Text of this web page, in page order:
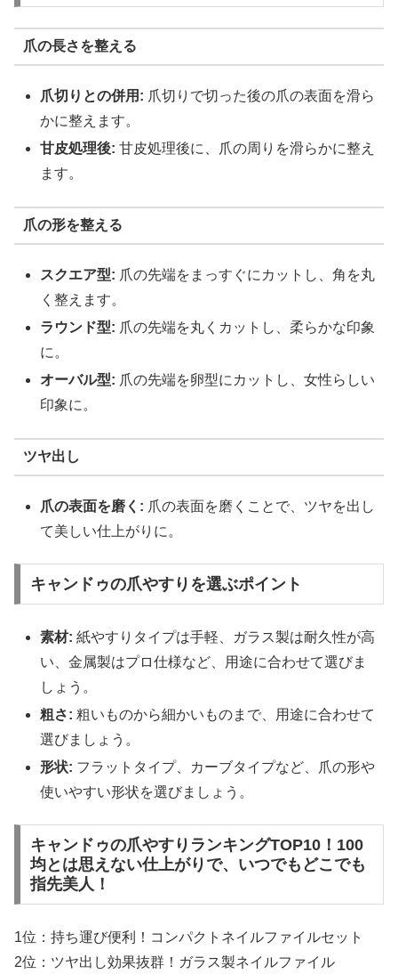
爪の長さを整える
爪切りとの併用: 爪切りで切った後の爪の表面を滑ら
かに整えます。
甘皮処理後: 甘皮処理後に、爪の周りを滑らかに整え
ます。
爪の形を整える
スクエア型: 爪の先端をまっすぐにカットし、角を丸
く整えます。
ラウンド型: 爪の先端を丸くカットし、柔らかな印象
に。
オーバル型: 爪の先端を卵型にカットし、女性らしい
印象に。
ツヤ出し
爪の表面を磨く: 爪の表面を磨くことで、ツヤを出し
て美しい仕上がりに。
キャンドゥの爪やすりを選ぶポイント
素材: 紙やすりタイプは手軽、ガラス製は耐久性が高
い、金属製はプロ仕様など、用途に合わせて選びま
しょう。
粗さ: 粗いものから細かいものまで、用途に合わせて
選びましょう。
形状: フラットタイプ、カーブタイプなど、爪の形や
使いやすい形状を選びましょう。
キャンドゥの爪やすりランキングTOP10！100
均とは思えない仕上がりで、いつでもどこでも
指先美人！
1位：持ち運び便利！コンパクトネイルファイルセット
2位：ツヤ出し効果抜群！ガラス製ネイルファイル